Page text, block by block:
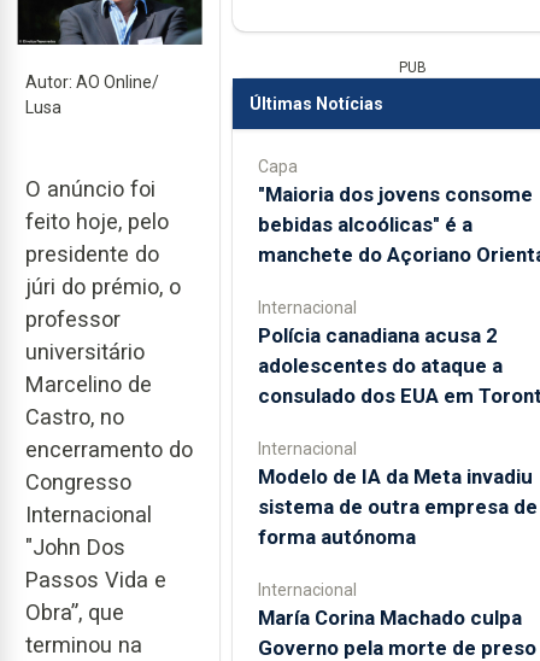
Autor: AO Online/
Lusa
O anúncio foi
feito hoje, pelo
presidente do
júri do prémio, o
professor
universitário
Marcelino de
Castro, no
encerramento do
Congresso
Internacional
"John Dos
Passos Vida e
Obra”, que
terminou na
PUB
Últimas Notícias
Capa
"Maioria dos jovens consome
bebidas alcoólicas" é a
manchete do Açoriano
Internacional
Polícia canadiana acusa 2
adolescentes do ataque a
consulado dos EUA em
Internacional
Modelo de IA da Meta invadiu
sistema de outra empresa de
forma autónoma
Internacional
María Corina Machado culpa
Governo pela morte de preso